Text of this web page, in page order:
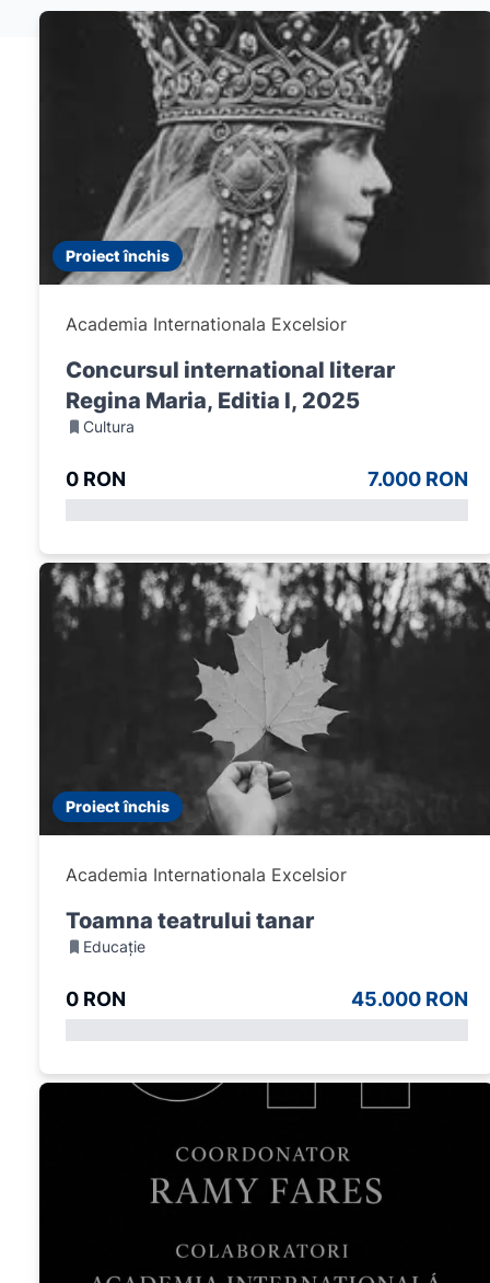
Proiect închis
Academia Internationala Excelsior
Concursul international literar
Regina Maria, Editia I, 2025
Cultura
0 RON 7.000 RON
Proiect închis
Academia Internationala Excelsior
Toamna teatrului tanar
Educație
0 RON 45.000 RON